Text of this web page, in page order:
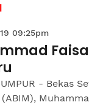
09:25pm
- Bekas
(ABIM),